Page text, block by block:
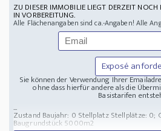
ZU DIESER IMMOBILIE LIEGT DERZEIT NOCH
IN VORBEREITUNG.
Alle Flächenangaben sind ca.-Angaben! Alle
Exposé
Sie können der Verwendung Ihrer
ohne dass hierfür andere als die
Basistarifen
...
Zustand Baujahr: 0 Stellplatz Stellplätze: 0;
Baugrundstück 5000m2